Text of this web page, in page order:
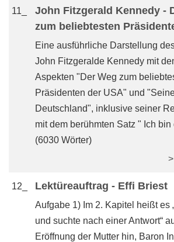
11_
John Fitzgerald Kennedy -
zum beliebtesten
Eine ausführliche Darstellung
John Fitzgeralde Kennedy mit
Aspekten "Der Weg zum
Präsidenten der USA" und
Deutschland", inklusive seiner
mit dem berühmten Satz " Ich bin
(6030 Wörter)
12_ Lektüreauftrag - Effi Briest
Aufgabe 1) Im 2. Kapitel heißt es
und suchte nach einer Antwort“
Eröffnung der Mutter hin, Baron